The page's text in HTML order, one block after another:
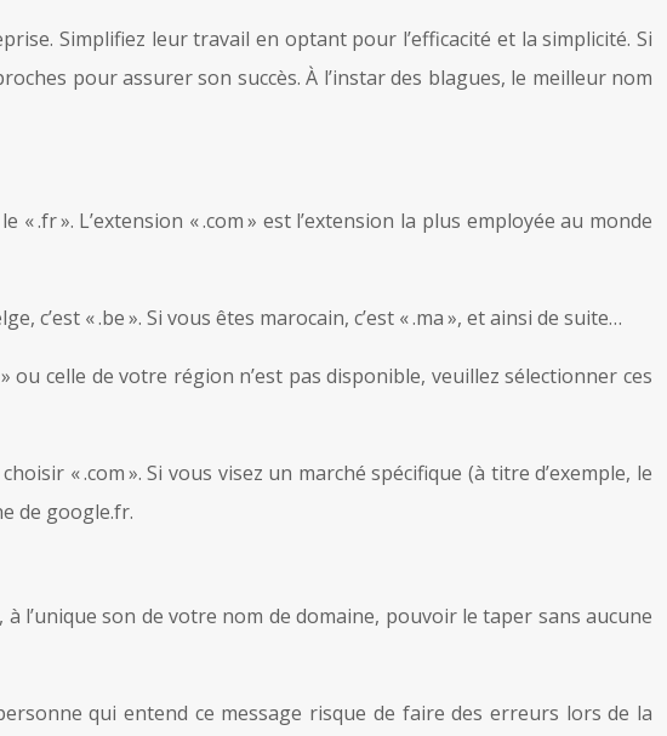
Simplifiez leur travail en optant pour l’efficacité et la simplicité. Si
pour assurer son succès. À l’instar des blagues, le meilleur nom
.fr ». L’extension « .com » est l’extension la plus employée au monde
c’est « .be ». Si vous êtes marocain, c’est « .ma », et ainsi de suite…
» ou celle de votre région n’est pas disponible, veuillez sélectionner ces
« .com ». Si vous visez un marché spécifique (à titre d’exemple, le
de google.fr.
l’unique son de votre nom de domaine, pouvoir le taper sans aucune
qui entend ce message risque de faire des erreurs lors de la